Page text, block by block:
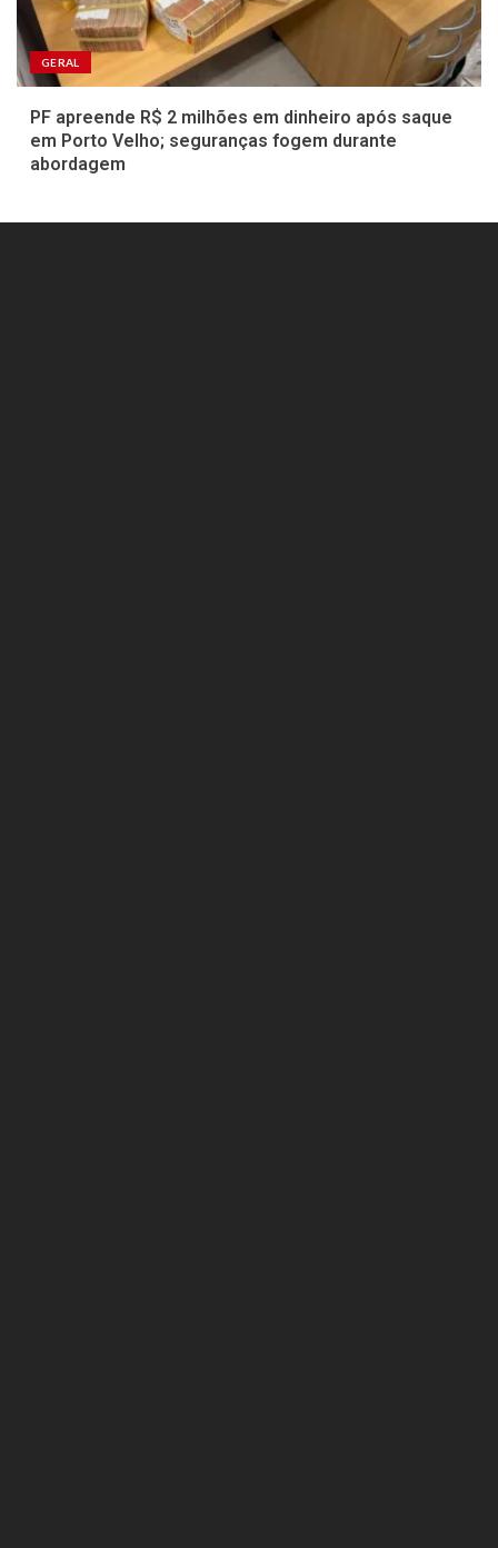
GERAL
PF apreende R$ 2 milhões em dinheiro após saque
em Porto Velho; seguranças fogem durante
abordagem